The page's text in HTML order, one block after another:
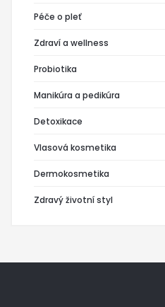
Péče o pleť
Zdraví a wellness
Probiotika
Manikúra a pedikúra
Detoxikace
Vlasová kosmetika
Dermokosmetika
Zdravý životní styl